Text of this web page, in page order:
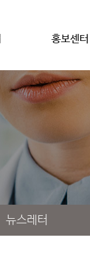
홍보센터
뉴스레터